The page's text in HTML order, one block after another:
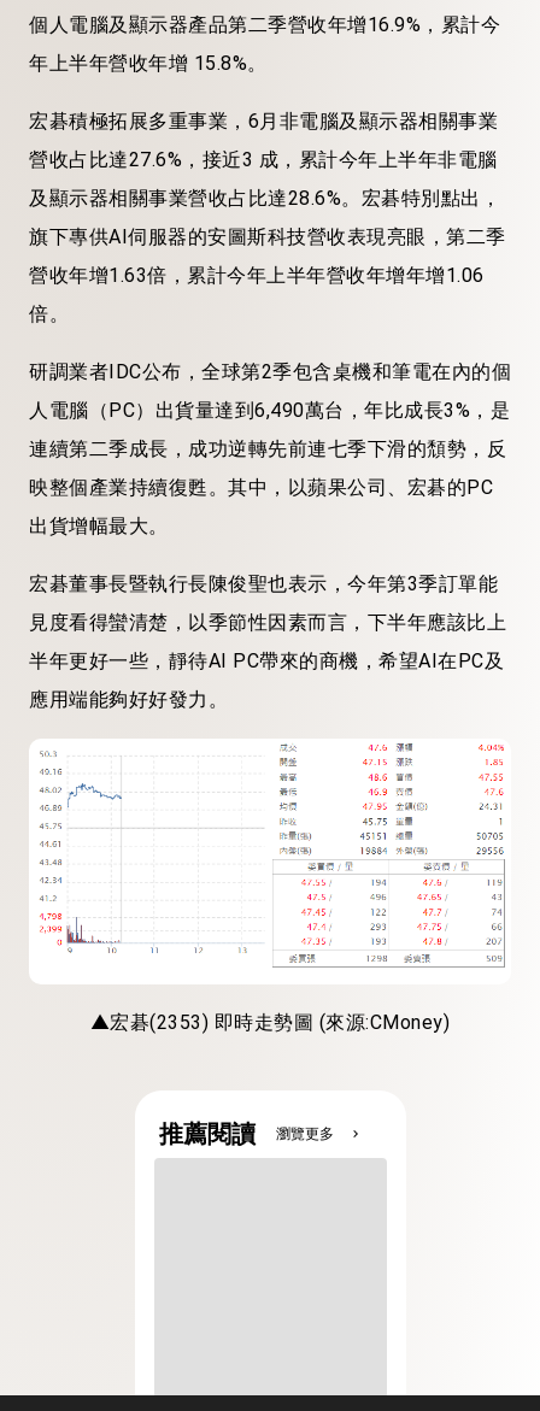
個人電腦及顯示器產品第二季營收年增16.9%，累計今
年上半年營收年增 15.8%。
宏碁積極拓展多重事業，6月非電腦及顯示器相關事業
營收占比達27.6%，接近3 成，累計今年上半年非電腦
及顯示器相關事業營收占比達28.6%。宏碁特別點出，
旗下專供AI伺服器的安圖斯科技營收表現亮眼，第二季
營收年增1.63倍，累計今年上半年營收年增年增1.06
倍。
研調業者IDC公布，全球第2季包含桌機和筆電在內的個
人電腦（PC）出貨量達到6,490萬台，年比成長3%，是
連續第二季成長，成功逆轉先前連七季下滑的頹勢，反
映整個產業持續復甦。其中，以蘋果公司、宏碁的PC
出貨增幅最大。
宏碁董事長暨執行長陳俊聖也表示，今年第3季訂單能
見度看得蠻清楚，以季節性因素而言，下半年應該比上
半年更好一些，靜待AI PC帶來的商機，希望AI在PC及
應用端能夠好好發力。
▲宏碁(2353) 即時走勢圖 (來源:CMoney)
推薦閱讀 瀏覽更多 chevron_right